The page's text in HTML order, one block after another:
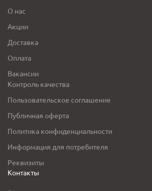
О нас
Акции
Доставка
Оплата
Вакансии
Контроль качества
Пользовательское соглашение
Публичная оферта
Политика конфиденциальности
Информация для потребителя
Реквизиты
Контакты